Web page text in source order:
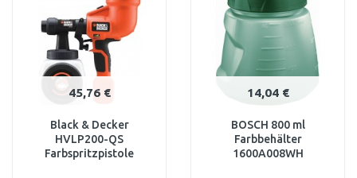
45,76 €
Black & Decker
HVLP200-QS
Farbspritzpistole
14,04 €
BOSCH 800 ml
Farbbehälter
1600A008WH